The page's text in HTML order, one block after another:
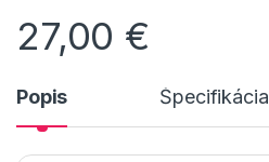
27,00 €
Popis Špecifikácia